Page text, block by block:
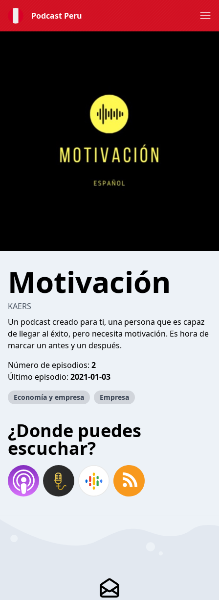
Podcast Peru
Motivación
KAERS
Un podcast creado para ti, una persona que es capaz
de llegar al éxito, pero necesita motivación. Es hora de
marcar un antes y un después.
Número de episodios: 2
Último episodio: 2021-01-03
Economía y empresa Empresa
¿Donde puedes
escuchar?